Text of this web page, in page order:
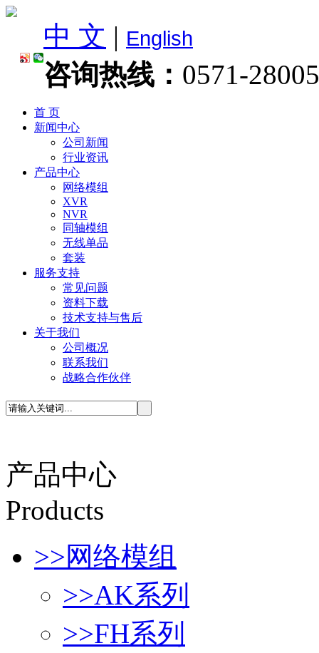
中 文 | English
咨询热线： 0571-
首 页
新闻中心
公司新闻
行业资讯
产品中心
网络模组
XVR
NVR
同轴模组
无线单品
套装
服务支持
常见问题
资料下载
技术支持与售后
关于我们
公司概况
联系我们
战略合作伙伴
产品中心
Products
>>网络模组
>>AK系列
>>FH系列